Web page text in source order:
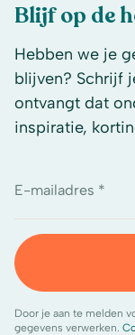
Blijf op de
Hebben we je
blijven? Schrijf
ontvangt dat
inspiratie,
E-mailadres *
Door je aan te melden
gegevens verwerken.